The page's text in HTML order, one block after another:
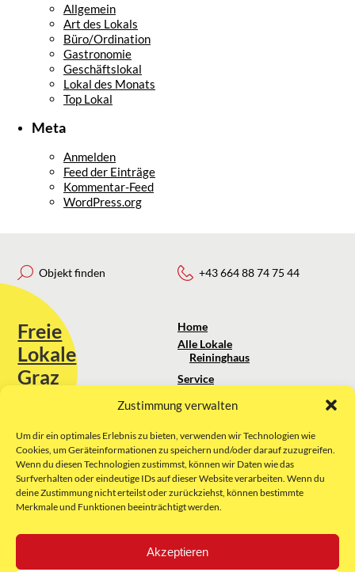
Zustimmung verwalten
Um dir ein optimales Erlebnis zu bieten, verwenden wir Technologien wie
Cookies, um Geräteinformationen zu speichern und/oder darauf zuzugreifen.
Wenn du diesen Technologien zustimmst, können wir Daten wie das
Surfverhalten oder eindeutige IDs auf dieser Website verarbeiten. Wenn du
deine Zustimmung nicht erteilst oder zurückziehst, können bestimmte
Merkmale und Funktionen beeinträchtigt werden.
Akzeptieren
Allgemein
Art des Lokals
Büro/Ordination
Gastronomie
Geschäftslokal
Lokal des Monats
Top Lokal
Meta
Anmelden
Feed der Einträge
Kommentar-Feed
WordPress.org
Objekt finden
Freie
Lokale
Graz
Sie erreichen uns unter:
kontakt@freielokale-graz.at
Website by Rubikon Werbeagentur
GmbH
+43 664 88 74 75 44
Home
Alle Lokale
Reininghaus
Service
Über uns
Impressum
AGB
Datenschutz
E-Mail